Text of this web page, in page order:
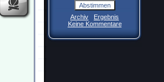
Archiv
Ergebnis
Keine Kommentare